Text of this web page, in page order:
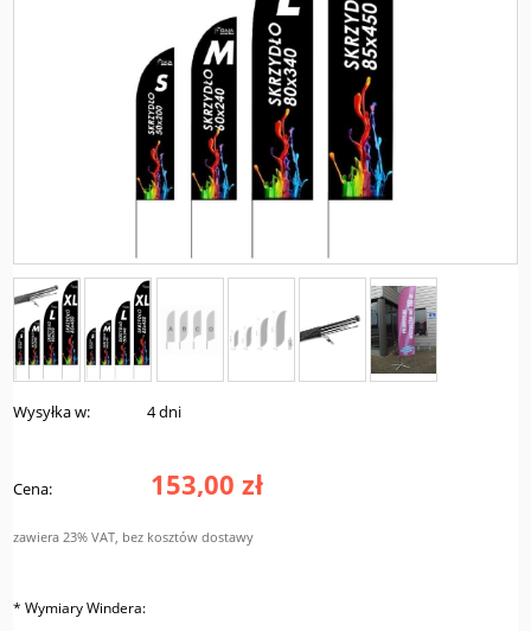
Wysyłka w: 4 dni
Cena: 153,00 zł
zawiera 23% VAT, bez kosztów dostawy
* Wymiary Windera: